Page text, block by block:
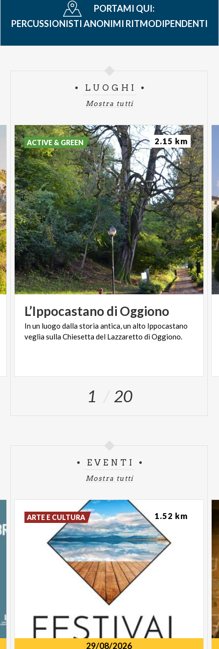
PORTAMI QUI:
PERCUSSIONISTI ANONIMI RITMODIPENDENTI
LUOGHI
Mostra tutti
L’Ippocastanodi Oggiono
Inun luogo dallastoriaantica,unalto Ippocastano
vegliasullaChiesettadel Lazzaretto diOggiono.
ACTIVE & GREEN 2.15 km
1 20
EVENTI
Mostra tutti
29/08/2026
ARTE E CULTURA 1.52 km